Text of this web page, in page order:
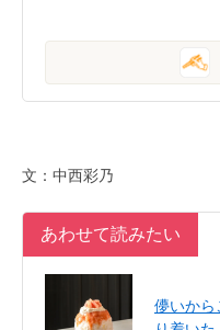
文：中西彩乃
あわせて読みたい
儚いから